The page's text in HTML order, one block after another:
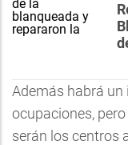
Además habrá
ocupaciones,
serán los centros